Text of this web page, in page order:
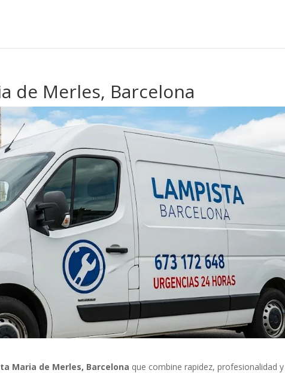
de Merles, Barcelona
Maria de Merles, Barcelona que combine rapidez, profesionalidad